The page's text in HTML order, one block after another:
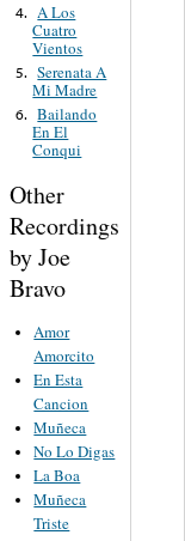
4. A Los
Cuatro
Vientos
5. Serenata A
Mi Madre
6. Bailando
En El
Conqui
Other
Recordings
by Joe
Bravo
Amor
Amorcito
En Esta
Cancion
Muñeca
No Lo Digas
La Boa
Muñeca
Triste